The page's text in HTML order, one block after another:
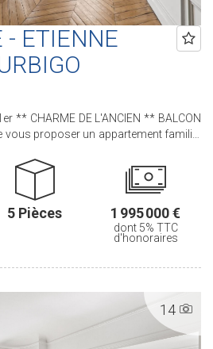
- ETIENNE
** CHARME DE L'ANCIEN ** BALCON
de l'ANCIEN avec son parquet,
de 130 m² et
bien situé au CINQUIEME ETAGE avec
entrée, un séjour, une salle à manger,
un bureau, une salle de bains,
closets séparés. Deux caves
Cherche-Midi - 59 rue du Cherche-Midi
- 85 rue de Sèvres - PARIS 6
- 83 rue de Rennes - PARIS 6
avenue de la Motte-Picquet - PARIS 7
5 Pièces 1 995 000 €
dont 5% TTC
d'honoraires
14